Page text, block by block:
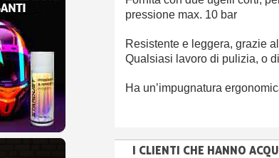
pressione max. 10 bar
Resistente e leggera, grazie
Qualsiasi lavoro di pulizia, o
Ha un’impugnatura
I CLIENTI CHE HANNO